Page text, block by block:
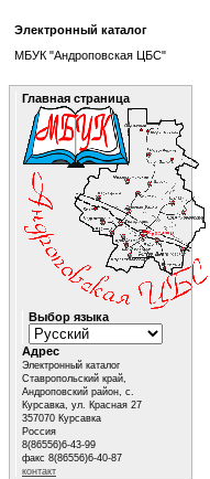
Электронный каталог
МБУК "Андроповская ЦБС"
Главная страница
Выбор языка
Адрес
Электронный каталог
Ставропольский край,
Андроповский район, с.
Курсавка, ул. Красная 27
357070 Курсавка
Россия
8(86556)6-43-99
факс 8(86556)6-40-87
контакт